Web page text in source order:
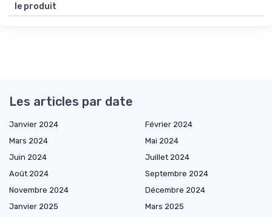
le produit
Les articles par date
Janvier 2024
Février 2024
Mars 2024
Mai 2024
Juin 2024
Juillet 2024
Août 2024
Septembre 2024
Novembre 2024
Décembre 2024
Janvier 2025
Mars 2025